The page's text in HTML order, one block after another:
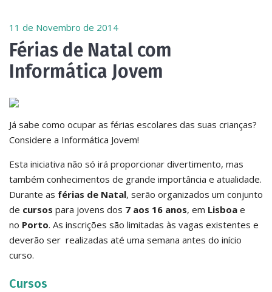
11 de Novembro de 2014
Férias de Natal com
Informática Jovem
Já sabe como ocupar as férias escolares das suas crianças?
Considere a Informática Jovem!
Esta iniciativa não só irá proporcionar divertimento, mas
também conhecimentos de grande importância e atualidade.
Durante as férias de Natal, serão organizados um conjunto
de cursos para jovens dos 7 aos 16 anos, em Lisboa e
no Porto. As inscrições são limitadas às vagas existentes e
deverão ser realizadas até uma semana antes do início
curso.
Cursos